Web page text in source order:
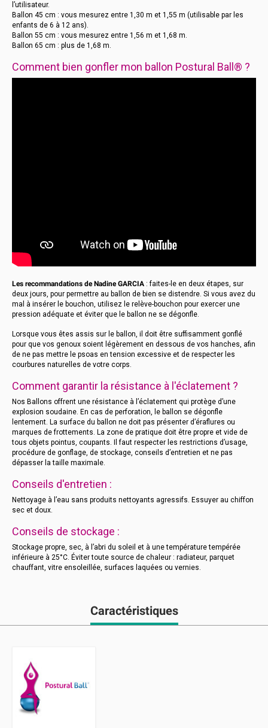
l’utilisateur.
Ballon 45 cm : vous mesurez entre 1,30 m et 1,55 m (utilisable par les
enfants de 6 à 12 ans).
Ballon 55 cm : vous mesurez entre 1,56 m et 1,68 m.
Ballon 65 cm : plus de 1,68 m.
Comment bien gonfler mon ballon Postural Ball® ?
Les recommandations de Nadine GARCIA : faites-le en deux étapes, sur
deux jours, pour permettre au ballon de bien se distendre. Si vous avez du
mal à insérer le bouchon, utilisez le relève-bouchon pour exercer une
pression adéquate et éviter que le ballon ne se dégonfle.
Lorsque vous êtes assis sur le ballon, il doit être suffisamment gonflé
pour que vos genoux soient légèrement en dessous de vos hanches, afin
de ne pas mettre le psoas en tension excessive et de respecter les
courbures naturelles de votre corps.
Comment garantir la résistance à l'éclatement ?
Nos Ballons offrent une résistance à l’éclatement qui protège d’une
explosion soudaine. En cas de perforation, le ballon se dégonfle
lentement. La surface du ballon ne doit pas présenter d’éraflures ou
marques de frottements. La zone de pratique doit être propre et vide de
tous objets pointus, coupants. Il faut respecter les restrictions d’usage,
procédure de gonflage, de stockage, conseils d’entretien et ne pas
dépasser la taille maximale.
Conseils d'entretien :
Nettoyage à l’eau sans produits nettoyants agressifs. Essuyer au chiffon
sec et doux.
Conseils de stockage :
Stockage propre, sec, à l’abri du soleil et à une température tempérée
inférieure à 25°C. Éviter toute source de chaleur : radiateur, parquet
chauffant, vitre ensoleillée, surfaces laquées ou vernies.
Caractéristiques